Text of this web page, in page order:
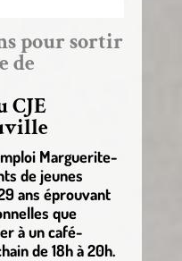
pour sortir
de
CJE
Marguerite-
de jeunes
ans éprouvant
que
à un café-
de 18h à 20h.